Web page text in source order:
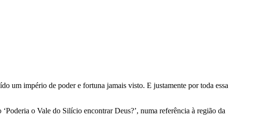
um império de poder e fortuna jamais visto. E justamente por toda essa
o Vale do Silício encontrar Deus?’, numa referência à região da